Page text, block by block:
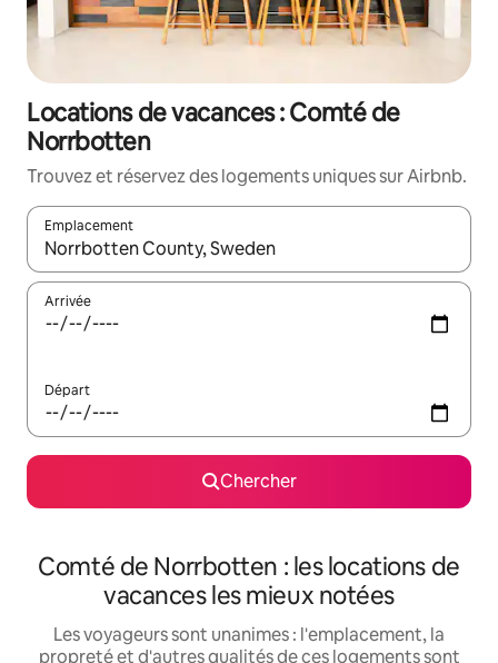
Locations de vacances : Comté de
Norrbotten
Trouvez et réservez des logements uniques sur Airbnb.
Emplacement
Quand les résultats sont affichés, parcourez-les en utilisant
Arrivée
Départ
Chercher
Comté de Norrbotten : les locations de
vacances les mieux notées
Les voyageurs sont unanimes : l'emplacement, la
propreté et d'autres qualités de ces logements sont